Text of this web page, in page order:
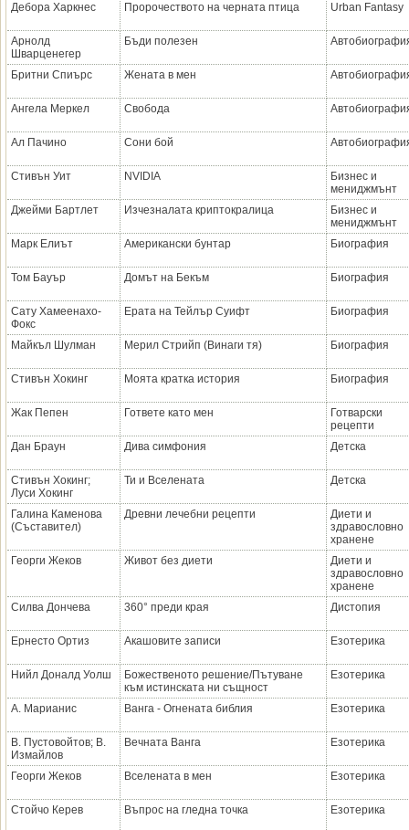
Дебора Харкнес Пророчеството на черната птица Urban Fantasy
Арнолд
Шварценегер
Бъди полезен
Бритни Спиърс Жената в мен
Ангела Меркел Свобода
Ал Пачино Сони бой
Стивън Уит NVIDIA
Бизнес и
мениджмънт
Джейми Бартлет
Изчезналата криптокралица
Бизнес и
мениджмънт
Марк Елиът
Американски бунтар Биография
Том Бауър Домът на Бекъм Биография
Сату Хамеенахо-
Фокс
Ерата на Тейлър Суифт Биография
Майкъл Шулман Мерил Стрийп (Винаги тя) Биография
Стивън Хокинг Моята кратка история Биография
Жак Пепен Гответе като мен
Готварски
рецепти
Дан Браун
Дива симфония Детска
Стивън Хокинг;
Луси Хокинг
Ти и Вселената Детска
Галина Каменова
(Съставител)
Древни лечебни рецепти
Диети и
здравословно
хранене
Георги Жеков
Живот без диети
Диети и
здравословно
хранене
Силва Дончева
360° преди края Дистопия
Ернесто Ортиз Акашовите записи Езотерика
Нийл Доналд Уолш
Божественото решение/Пътуване
към истинската ни същност
Езотерика
А. Марианис Ванга - Огнената библия Езотерика
В. Пустовойтов; В.
Измайлов
Вечната Ванга Езотерика
Георги Жеков Вселената в мен Езотерика
Стойчо Керев Въпрос на гледна точка Езотерика